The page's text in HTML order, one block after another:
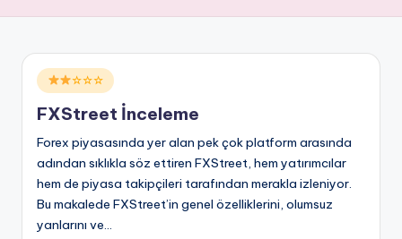
Posted
in
☆☆☆
FXStreet İnceleme
Forex piyasasında yer alan pek çok platform arasında
adından sıklıkla söz ettiren FXStreet, hem yatırımcılar
hem de piyasa takipçileri tarafından merakla izleniyor.
Bu makalede FXStreet’in genel özelliklerini, olumsuz
yanlarını ve…